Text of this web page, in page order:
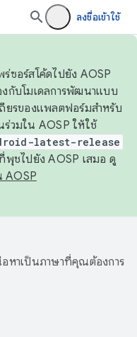
ลงชื่อเข้าใช้
ซอร์สโค้ดไปยัง AOSP
กับโมเดลการพัฒนาแบบ
ยรของแพลตฟอร์มสำหรับ
ร่วมใน AOSP ให้ใช้
latest-release
พุชไปยัง AOSP เสมอ ดู
AOSP
หาเป็นภาษาที่คุณต้องการ